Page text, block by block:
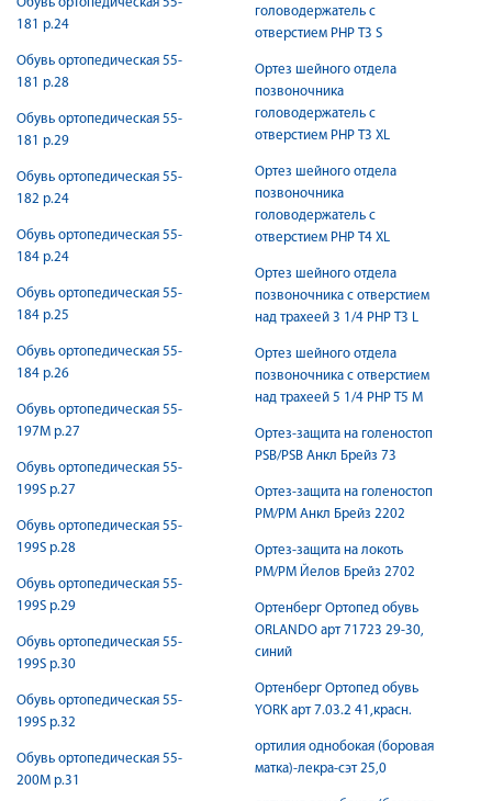
181 р.24
Обувь ортопедическая 55-
181 р.28
Обувь ортопедическая 55-
181 р.29
Обувь ортопедическая 55-
182 р.24
Обувь ортопедическая 55-
184 р.24
Обувь ортопедическая 55-
184 р.25
Обувь ортопедическая 55-
184 р.26
Обувь ортопедическая 55-
197М р.27
Обувь ортопедическая 55-
199S р.27
Обувь ортопедическая 55-
199S р.28
Обувь ортопедическая 55-
199S р.29
Обувь ортопедическая 55-
199S р.30
Обувь ортопедическая 55-
199S р.32
Обувь ортопедическая 55-
200M р.31
головодержатель с
отверстием PHP T3 S
Ортез шейного отдела
позвоночника
головодержатель с
отверстием PHP T3 XL
Ортез шейного отдела
позвоночника
головодержатель с
отверстием PHP T4 XL
Ортез шейного отдела
позвоночника с отверстием
над трахеей 3 1/4 PHP T3 L
Ортез шейного отдела
позвоночника с отверстием
над трахеей 5 1/4 PHP T5 M
Ортез-защита на голеностоп
PSB/PSB Анкл Брейз 73
Ортез-защита на голеностоп
PМ/PМ Анкл Брейз 2202
Ортез-защита на локоть
PМ/PМ Йелов Брейз 2702
Ортенберг Ортопед обувь
ORLANDO арт 71723 29-30,
синий
Ортенберг Ортопед обувь
YORK арт 7.03.2 41,красн.
ортилия однобокая (боровая
матка)-лекра-сэт 25,0